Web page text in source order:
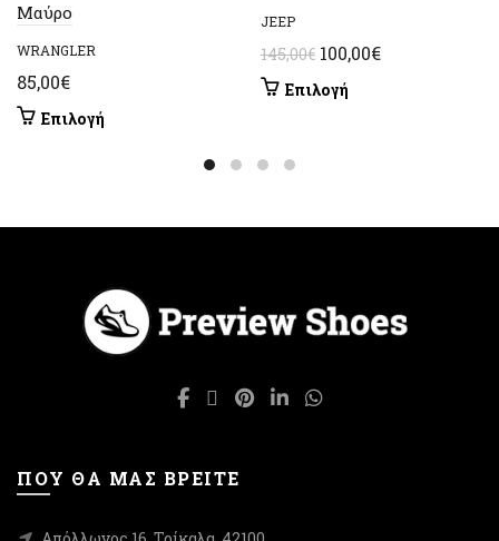
Μαύρο
WRANGLER
85,00€
Επιλογή
επιλογές
μπορούν
να
επιλεγούν
JEEP
145,00€ Original
price
100,00€Η
Επιλογή
να
επιλεγούν
ΠΟΥ ΘΑ ΜΑΣ ΒΡΕΙΤΕ